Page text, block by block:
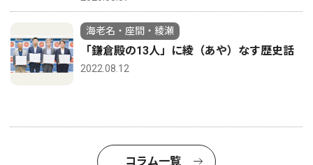
海老名・座間・綾瀬
「鎌倉殿の13人」に綾（あや）なす歴史話
2022.08.12
コラム一覧